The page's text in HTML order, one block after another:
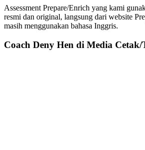
Assessment Prepare/Enrich yang kami
resmi dan original, langsung dari website
masih menggunakan bahasa Inggris.
Coach Deny Hen di Media